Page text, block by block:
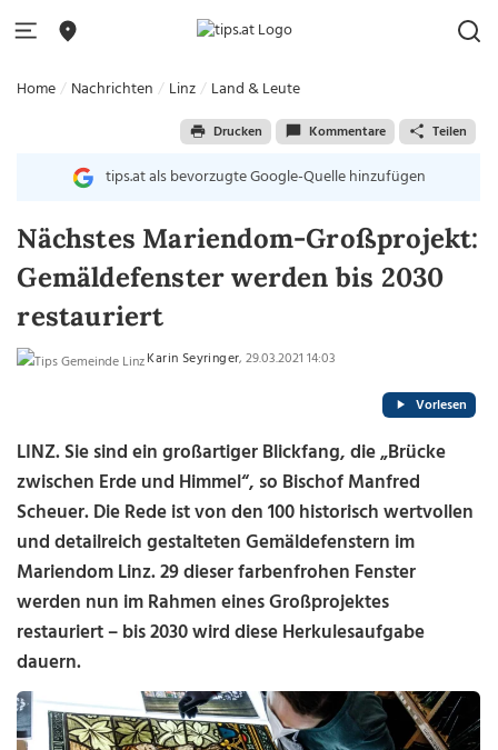
Home Nachrichten Linz Land & Leute
Drucken Kommentare Teilen
tips.at als bevorzugte Google-Quelle hinzufügen
Nächstes Mariendom-Großprojekt:
Gemäldefenster werden bis 2030
restauriert
Karin Seyringer, 29.03.2021 14:03
Vorlesen
LINZ. Sie sind ein großartiger Blickfang, die „Brücke
zwischen Erde und Himmel“, so Bischof Manfred
Scheuer. Die Rede ist von den 100 historisch wertvollen
und detailreich gestalteten Gemäldefenstern im
Mariendom Linz. 29 dieser farbenfrohen Fenster
werden nun im Rahmen eines Großprojektes
restauriert – bis 2030 wird diese Herkulesaufgabe
dauern.